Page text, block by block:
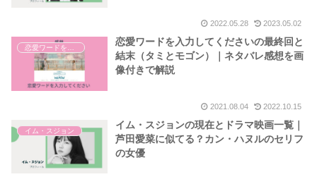
2022.05.28 2023.05.02
恋愛ワードを入力してくださいの最終回と
結末（タミとモゴン）｜ネタバレ感想を画
像付きで解説
2021.08.04 2022.10.15
イム・スジョン
イム・スジョンの現在とドラマ映画一覧｜
芦田愛菜に似てる？カン・ハヌルのセリフ
の女優